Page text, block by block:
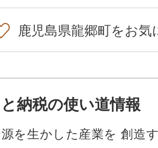
鹿児島県龍郷町をお気
納税の使い道情報
を生かした産業を 創造